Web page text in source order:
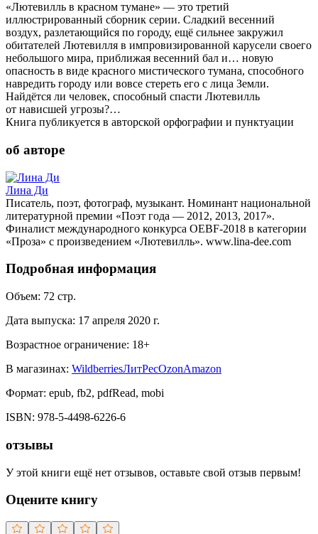
«Лютевилль в красном тумане» — это третий
иллюстрированный сборник серии. Сладкий весенний
воздух, разлетающийся по городу, ещё сильнее закружил
обитателей Лютевилля в импровизированной карусели своего
небольшого мира, приближая весенний бал и… новую
опасность в виде красного мистического тумана, способного
навредить городу или вовсе стереть его с лица Земли.
Найдётся ли человек, способный спасти Лютевилль
от нависшей угрозы?…
Книга публикуется в авторской орфографии и пунктуации
об авторе
Лина Ди
Писатель, поэт, фотограф, музыкант. Номинант национальной
литературной премии «Поэт года — 2012, 2013, 2017».
Финалист международного конкурса OEBF-2018 в категории
«Проза» с произведением «Лютевилль». www.lina-dee.com
Подробная информация
Объем: 72 стр.
Дата выпуска: 17 апреля 2020 г.
Возрастное ограничение: 18+
В магазинах: WildberriesЛитРесOzonAmazon
Формат: epub, fb2, pdfRead, mobi
ISBN: 978-5-4498-6226-6
отзывы
У этой книги ещё нет отзывов, оставьте свой отзыв первым!
Оцените книгу